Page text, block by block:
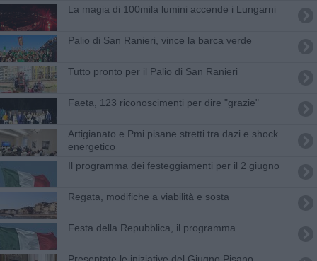
La magia di 100mila lumini accende i Lungarni
Palio di San Ranieri, vince la barca verde
Tutto pronto per il Palio di San Ranieri
Faeta, 123 riconoscimenti per dire "grazie"
Artigianato e Pmi pisane stretti tra dazi e shock
energetico
Il programma dei festeggiamenti per il 2 giugno
Regata, modifiche a viabilità e sosta
Festa della Repubblica, il programma
Presentate le iniziative del Giugno Pisano